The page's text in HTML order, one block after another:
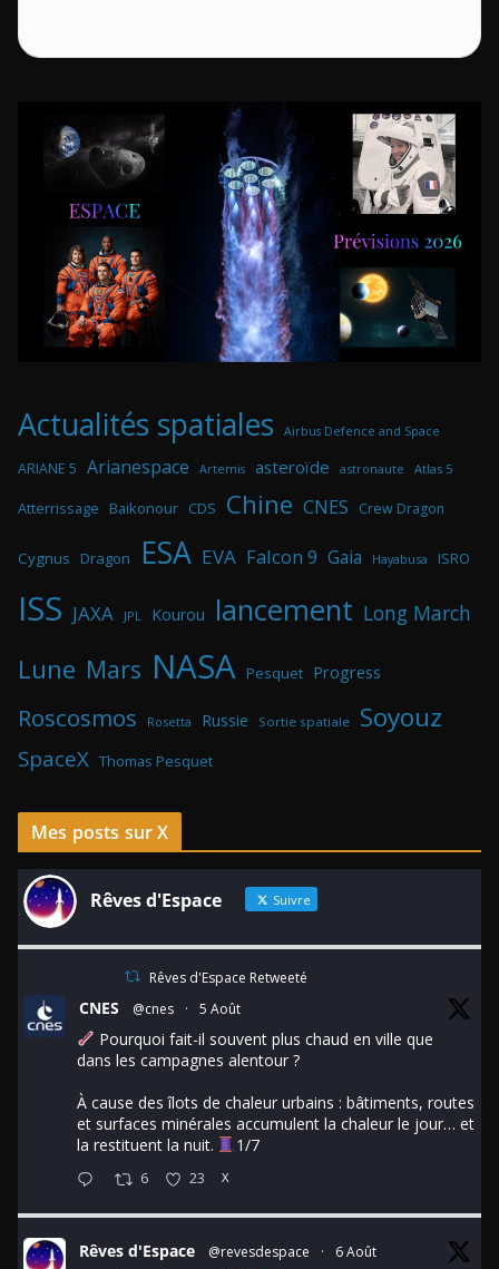
Actualités spatiales Airbus Defence and Space
ARIANE 5 Arianespace Artemis asteroïde astronaute Atlas 5
Atterrissage Baikonour CDS Chine CNES Crew Dragon
Cygnus Dragon ESA EVA Falcon 9 Gaia Hayabusa ISRO
ISS JAXA JPL Kourou lancement Long March
Lune Mars NASA Pesquet Progress
Roscosmos Rosetta Russie Sortie spatiale Soyouz
SpaceX Thomas Pesquet
Mes posts sur X
Rêves d'Espace Suivre
Rêves d'Espace Retweeté
CNES @cnes · 5 Août
Pourquoi fait-il souvent plus chaud en ville que
dans les campagnes alentour ?
À cause des îlots de chaleur urbains : bâtiments, routes
et surfaces minérales accumulent la chaleur le jour… et
la restituent la nuit.
1/7
6 23 X
Rêves d'Espace @revesdespace · 6 Août